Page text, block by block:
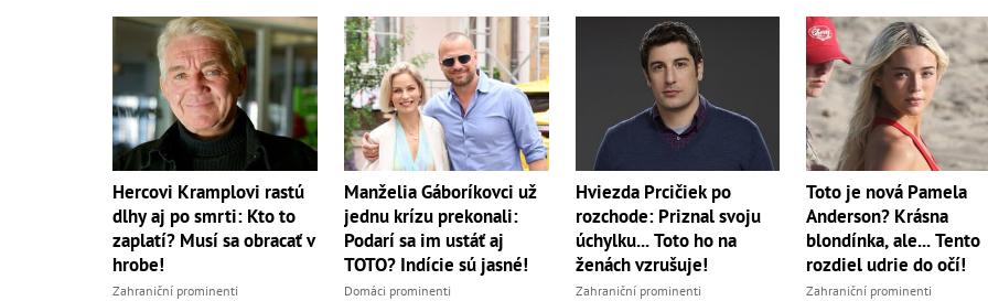
Hercovi Kramplovi rastú
dlhy aj po smrti: Kto to
zaplatí? Musí sa obracať v
hrobe!
Zahraniční prominenti
Manželia Gáboríkovci už
jednu krízu prekonali:
Podarí sa im ustáť aj
TOTO? Indície sú jasné!
Domáci prominenti
Hviezda Prcičiek po
rozchode: Priznal svoju
úchylku... Toto ho na
ženách vzrušuje!
Zahraniční prominenti
Toto je nová Pamela
Anderson? Krásna
blondínka, ale... Tento
rozdiel udrie do očí!
Zahraniční prominenti